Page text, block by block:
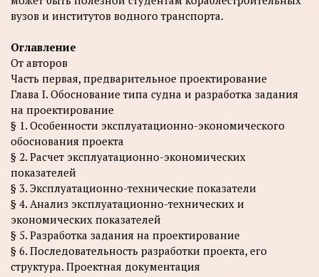
вузов и институтов водного транспорта.
Оглавление
От авторов
Часть первая, предварительное проектирование
Глава I. Обоснование типа судна и разработка задания
на проектирование
§ 1. Особенности эксплуатационно-экономического
обоснования проекта
§ 2. Расчет эксплуатационно-экономических
показателей
§ 3. Эксплуатационно-технические показатели
§ 4. Анализ эксплуатационно-технических и
экономических показателей
§ 5. Разработка задания на проектирование
§ 6. Последовательность разработки проекта, его
структура. Проектная документация